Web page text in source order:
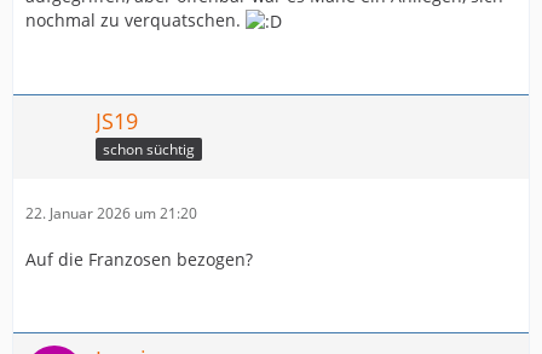
nochmal zu verquatschen.
JS19
schon süchtig
22. Januar 2026 um 21:20
Auf die Franzosen bezogen?